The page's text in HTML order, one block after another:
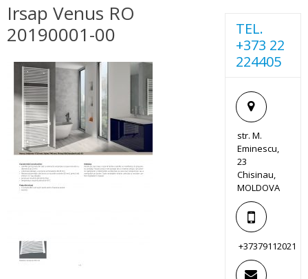
Irsap Venus RO
20190001-00
TEL.
+373 22
224405
str. M.
Eminescu,
23
Chisinau,
MOLDOVA
+37379112021